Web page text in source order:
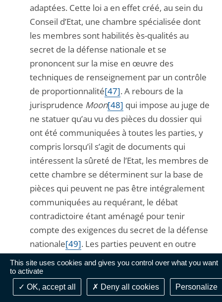
This site uses cookies and gives you control over what you want
to activate
OK, accept all
Deny all cookies Personalize
adaptées. Cette loi a en effet créé, au sein du
Conseil d’Etat, une chambre spécialisée dont
les membres sont habilités ès-qualités au
secret de la défense nationale et se
prononcent sur la mise en œuvre des
techniques de renseignement par un contrôle
de proportionnalité[47]. A rebours de la
jurisprudence Moon[48] qui impose au juge de
ne statuer qu’au vu des pièces du dossier qui
ont été communiquées à toutes les parties, y
compris lorsqu’il s’agit de documents qui
intéressent la sûreté de l’Etat, les membres de
cette chambre se déterminent sur la base de
pièces qui peuvent ne pas être intégralement
communiquées au requérant, le débat
contradictoire étant aménagé pour tenir
compte des exigences du secret de la défense
nationale[49]. Les parties peuvent en outre
être entendues séparément et le rapporteur
public rend ses conclusions hors de leur
présence[50]
. Cette asymétrie dans le débat
contradictoire, que permet expressément le